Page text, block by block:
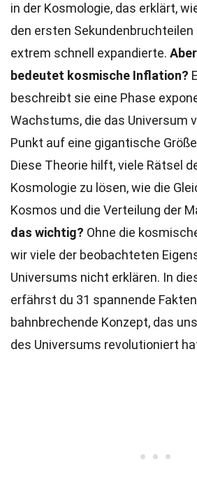
in der Kosmologie, das erklärt,
den ersten Sekundenbruchteilen
extrem schnell expandierte.
bedeutet kosmische Inflation?
beschreibt sie eine Phase
Wachstums, die das Universum
Punkt auf eine gigantische
Diese Theorie hilft, viele Rätsel
Kosmologie zu lösen, wie die
Kosmos und die Verteilung der
das wichtig? Ohne die
wir viele der beobachteten
Universums nicht erklären. In
erfährst du 31 spannende
bahnbrechende Konzept, das
des Universums revolutioniert